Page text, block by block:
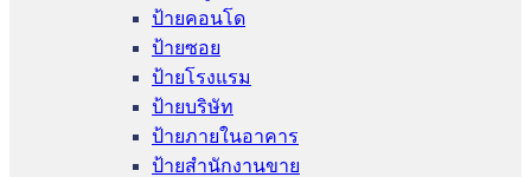
ป้ายคอนโด
ป้ายซอย
ป้ายโรงแรม
ป้ายบริษัท
ป้ายภายในอาคาร
ป้ายสำนักงานขาย